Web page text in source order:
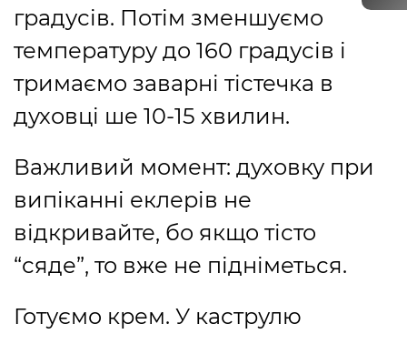
градусів. Потім зменшуємо
температуру до 160 градусів і
тримаємо заварні тістечка в
духовці ше 10-15 хвилин.
Важливий момент: духовку при
випіканні еклерів не
відкривайте, бо якщо тісто
“сяде”, то вже не підніметься.
Готуємо крем. У каструлю